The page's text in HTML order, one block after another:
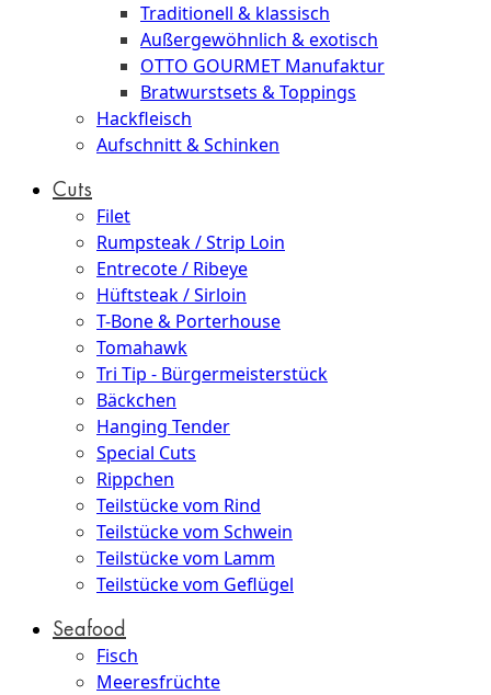
Traditionell & klassisch
Außergewöhnlich & exotisch
OTTO GOURMET Manufaktur
Bratwurstsets & Toppings
Hackfleisch
Aufschnitt & Schinken
Cuts
Filet
Rumpsteak / Strip Loin
Entrecote / Ribeye
Hüftsteak / Sirloin
T-Bone & Porterhouse
Tomahawk
Tri Tip - Bürgermeisterstück
Bäckchen
Hanging Tender
Special Cuts
Rippchen
Teilstücke vom Rind
Teilstücke vom Schwein
Teilstücke vom Lamm
Teilstücke vom Geflügel
Seafood
Fisch
Meeresfrüchte